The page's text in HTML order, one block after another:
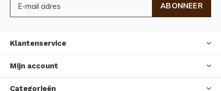
ABONNEER
Klantenservice
Mijn account
Categorieën